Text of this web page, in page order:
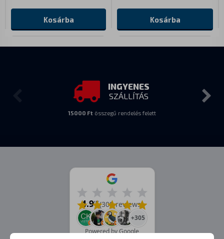
Kosárba Kosárba
INGYENES
SZÁLLÍTÁS
15000 Ft összegű rendelés felett
4.9/5(309 reviews)
+305
Powered by Google